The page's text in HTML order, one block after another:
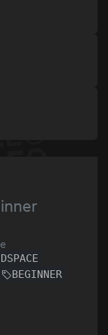
BEGINNER